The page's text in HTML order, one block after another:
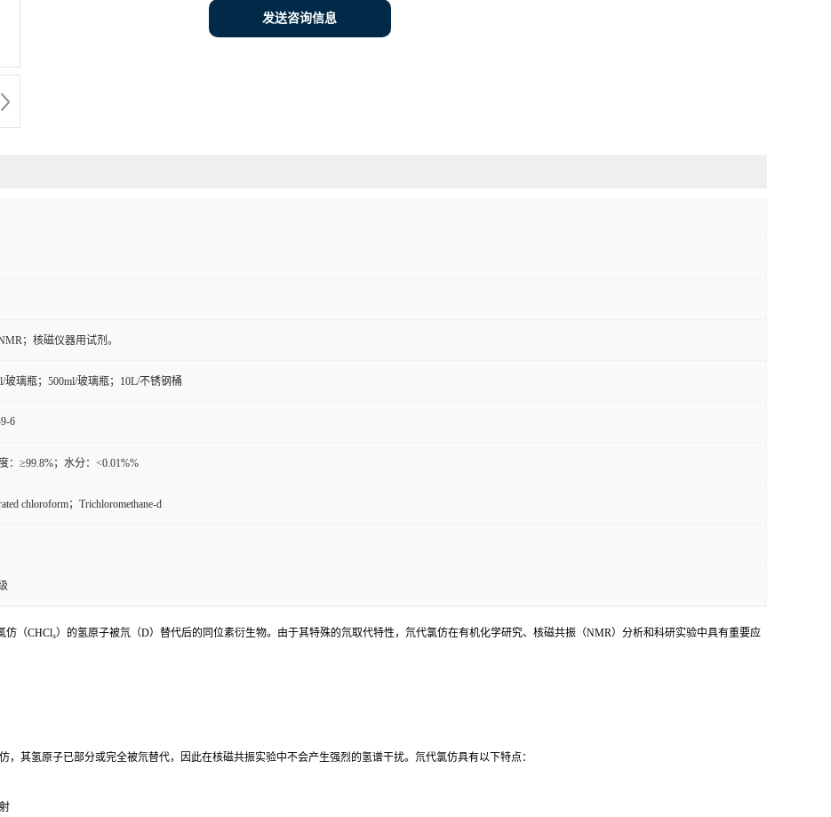
发送咨询信息
；核磁仪器用试剂。
玻璃瓶；500ml/玻璃瓶；10L/不锈钢桶
6
：≥99.8%；水分：<0.01%%
chloroform；Trichloromethane-d
（CHCl₃）的氢原子被氘（D）替代后的同位素衍生物。由于其特殊的氘取代特性，氘代氯仿在有机化学研究、核磁共振（NMR）分析和科研实验中具有重要应
其氢原子已部分或完全被氘替代，因此在核磁共振实验中不会产生强烈的氢谱干扰。氘代氯仿具有以下特点：